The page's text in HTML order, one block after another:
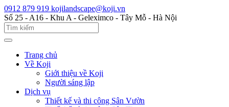
0912 879 919 kojilandscape@koji.vn
Số 25 - A16 - Khu A - Geleximco - Tây Mỗ - Hà Nội
Trang chủ
Về Koji
Giới thiệu về Koji
Người sáng lập
Dịch vụ
Thiết kế và thi công Sân Vườn